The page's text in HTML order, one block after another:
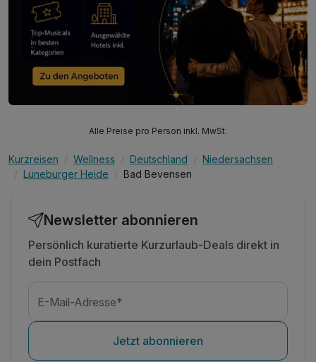
Alle Preise pro Person inkl. MwSt.
Kurzreisen Wellness Deutschland
Niedersachsen
Lüneburger Heide
Bad Bevensen
Newsletter abonnieren
Persönlich kuratierte Kurzurlaub-Deals direkt in
dein Postfach
E-Mail-Adresse*
Jetzt abonnieren